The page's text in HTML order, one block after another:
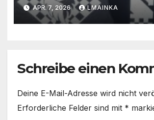
APR. 7, 2026 LMAINKA
Schreibe einen
Deine E-Mail-Adresse wird nicht
Erforderliche Felder sind mit *